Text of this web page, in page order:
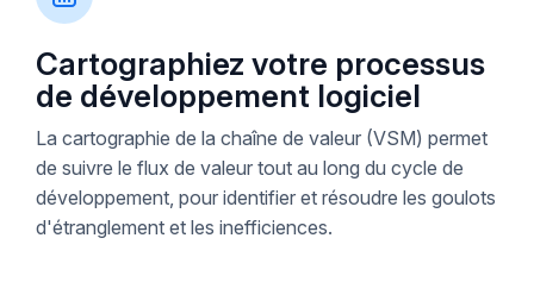
Cartographiez votre processus
de développement logiciel
La cartographie de la chaîne de valeur (VSM) permet
de suivre le flux de valeur tout au long du cycle de
développement, pour identifier et résoudre les goulots
d'étranglement et les inefficiences.